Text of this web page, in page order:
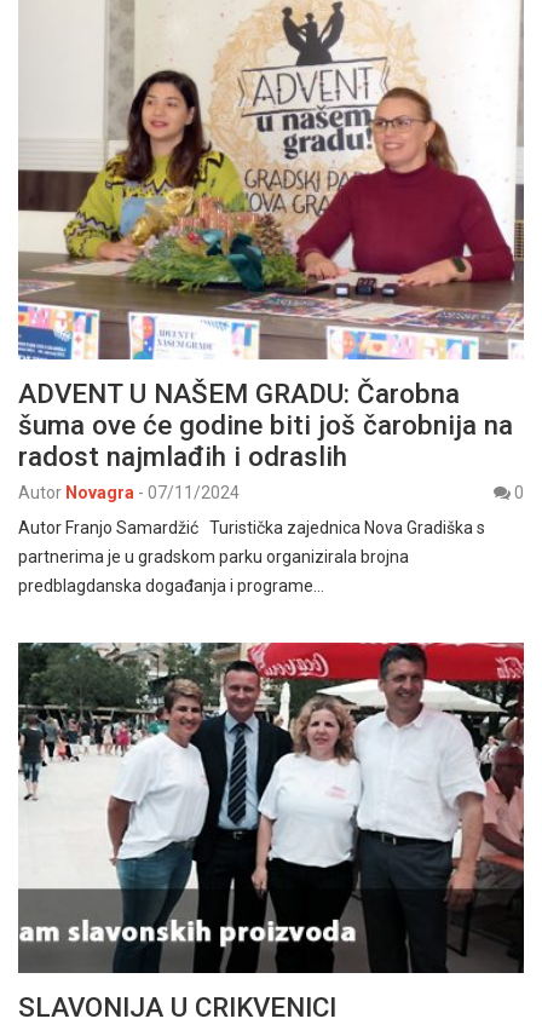
ADVENT U NAŠEM GRADU: Čarobna
šuma ove će godine biti još čarobnija na
radost najmlađih i odraslih
Autor Novagra - 07/11/2024
0
Autor Franjo Samardžić Turistička zajednica Nova Gradiška s
partnerima je u gradskom parku organizirala brojna
predblagdanska događanja i programe…
SLAVONIJA U CRIKVENICI